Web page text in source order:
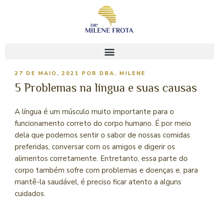
27 DE MAIO, 2021 POR DRA. MILENE
5 Problemas na língua e suas causas
A língua é um músculo muito importante para o
funcionamento correto do corpo humano. É por meio
dela que podemos sentir o sabor de nossas comidas
preferidas, conversar com os amigos e digerir os
alimentos corretamente. Entretanto, essa parte do
corpo também sofre com problemas e doenças e, para
mantê-la saudável, é preciso ficar atento a alguns
cuidados.